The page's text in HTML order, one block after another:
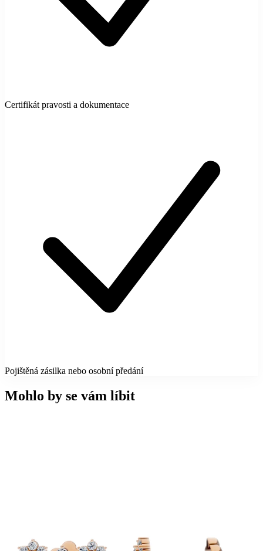
Certifikát pravosti a dokumentace
Pojištěná zásilka nebo osobní předání
Mohlo by se vám líbit